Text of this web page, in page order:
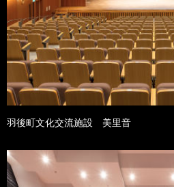
羽後町文化交流施設 美里音